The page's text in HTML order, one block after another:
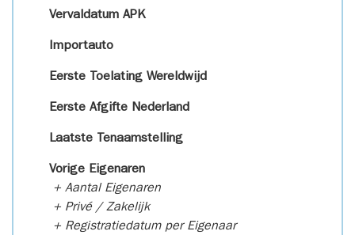
Vervaldatum APK
Importauto
Eerste Toelating Wereldwijd
Eerste Afgifte Nederland
Laatste Tenaamstelling
Vorige Eigenaren
+ Aantal Eigenaren
+ Privé / Zakelijk
+ Registratiedatum per Eigenaar